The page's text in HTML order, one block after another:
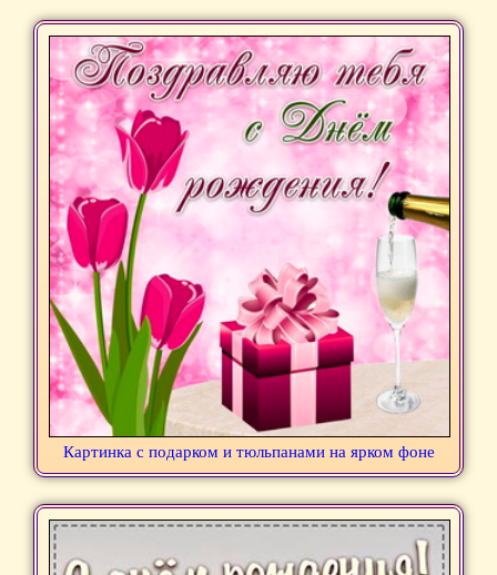
Картинка с подарком и тюльпанами на ярком фоне